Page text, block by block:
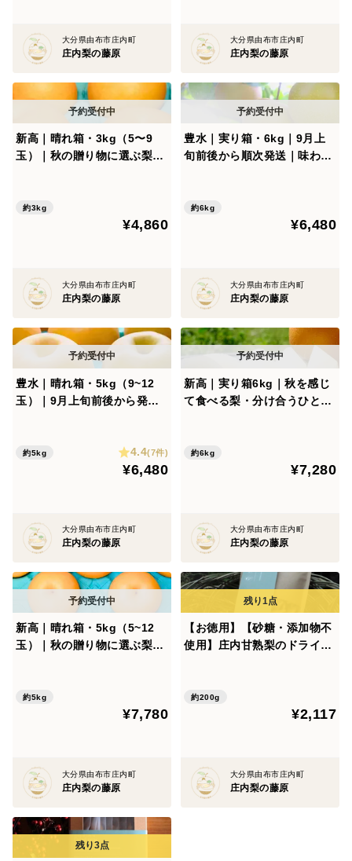
このページは、豊水｜晴れ箱・3kg のご予約ページで
す。
※ご自宅用には、「実り箱（4kg）」をご用意していま
す。
：：：：：：：：
豊水は、味を重視される方からのご注文が多く、
毎年、安定した人気のある品種です。
数量に限りがあるため、
予定数に達し次第、受付を終了いたします。
：：：：：：：：箱の仕様について：：：：：：：
ー晴れ箱と実り箱についてー
[晴れ箱について] 贈り物・きちんと整えたい方へ
贈りものにも安心してお使いいただける箱に仕立ててい
同じ梨園で、同じ手間をかけて育てた新水の中から、
見た目の美しさを基準に選果していますが、
味やみずみずしさに違いはありません。
大切な方への贈答用や、きちんとした場面におすすめで
[実り箱について]
実り箱は、贈答基準の梨を、
大分県由布市庄内町
庄内梨の藤原
大分県由布市庄内町
庄内梨の藤原
新高｜晴れ箱・3kg（5〜9
玉）｜秋の贈り物に選ぶ梨・
約3kg
¥4,860
大分県由布市庄内町
庄内梨の藤原
豊水｜実り箱・6kg｜9月上
旬前後から順次発送｜味わい
約6kg
¥6,480
大分県由布市庄内町
庄内梨の藤原
豊水｜晴れ箱・5kg（9~12
玉）｜9月上旬前後から発送
答向】
約5kg 4.4(7件)
¥6,480
大分県由布市庄内町
庄内梨の藤原
新高｜実り箱6kg｜秋を感じ
て食べる梨・分け合うひとと
約6kg
¥7,280
大分県由布市庄内町
庄内梨の藤原
新高｜晴れ箱・5kg（5~12
玉）｜秋の贈り物に選ぶ梨・
約5kg
¥7,780
大分県由布市庄内町
庄内梨の藤原
【お徳用】【砂糖・添加物不
使用】庄内甘熟梨のドライフ
約200g
¥2,117
大分県由布市庄内町
庄内梨の藤原